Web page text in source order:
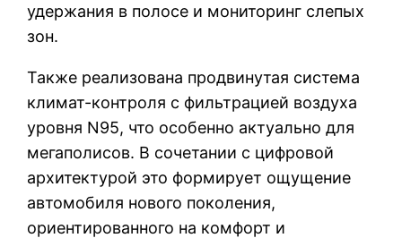
удержания в полосе и мониторинг слепых
зон.
Также реализована продвинутая система
климат-контроля с фильтрацией воздуха
уровня N95, что особенно актуально для
мегаполисов. В сочетании с цифровой
архитектурой это формирует ощущение
автомобиля нового поколения,
ориентированного на комфорт и